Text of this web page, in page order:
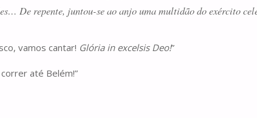
De repente, juntou-se ao anjo uma multidão do exército
vamos cantar! Glória in excelsis Deo!”
até Belém!”